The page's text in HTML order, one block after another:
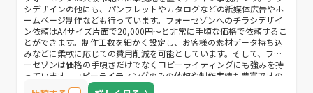
シデザインの他にも、パンフレットやカタログなどの紙媒体広告やホ
ームページ制作なども行っています。フォーセゾンへのチラシデザイ
ン依頼はA4サイズ片面で20,000円〜と非常に手頃な価格で依頼するこ
とができます。制作工数を細かく設定し、お客様の素材データ持ち込
みなどに柔軟に応じての費用削減を可能としています。そして、フォ
ーセゾンは価格の手頃さだけでなくコピーライティングにも強みを持
っています。コピーライティングのみの依頼や制作実績も豊富ですの
で、コピーライティングを重視している方におすすめの会社です。